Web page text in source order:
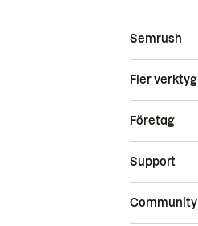
Semrush
Fler verktyg
Företag
Support
Community